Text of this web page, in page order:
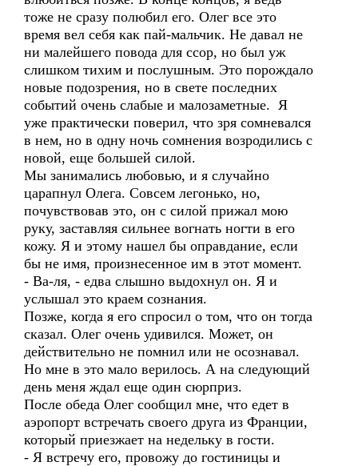
тоже не сразу полюбил его. Олег все это
время вел себя как пай-мальчик. Не давал не
ни малейшего повода для ссор, но был уж
слишком тихим и послушным. Это порождало
новые подозрения, но в свете последних
событий очень слабые и малозаметные. Я
уже практически поверил, что зря сомневался
в нем, но в одну ночь сомнения возродились с
новой, еще большей силой.
Мы занимались любовью, и я случайно
царапнул Олега. Совсем легонько, но,
почувствовав это, он с силой прижал мою
руку, заставляя сильнее вогнать ногти в его
кожу. Я и этому нашел бы оправдание, если
бы не имя, произнесенное им в этот момент.
- Ва-ля, - едва слышно выдохнул он. Я и
услышал это краем сознания.
Позже, когда я его спросил о том, что он тогда
сказал. Олег очень удивился. Может, он
действительно не помнил или не осознавал.
Но мне в это мало верилось. А на следующий
день меня ждал еще один сюрприз.
После обеда Олег сообщил мне, что едет в
аэропорт встречать своего друга из Франции,
который приезжает на недельку в гости.
- Я встречу его, провожу до гостиницы и